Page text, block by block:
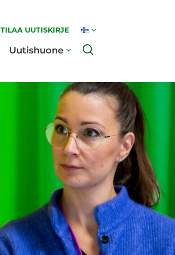
TILAA UUTISKIRJE
Uutishuone